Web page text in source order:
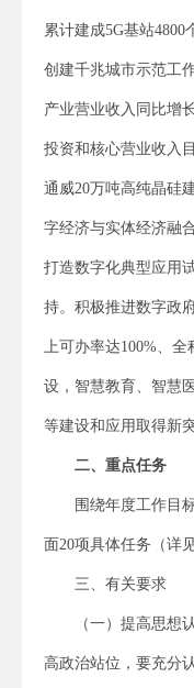
累计建成5G基站4800
创建千兆城市示范工
产业营业收入同比增
投资和核心营业收入
通威20万吨高纯晶硅
字经济与实体经济融
打造数字化典型应用
持。积极推进数字政
上可办率达100%、
设，智慧教育、智慧
等建设和应用取得新突
二、重点任务
围绕年度工作目
面20项具体任务（详
三、有关要求
（一）提高思想
高政治站位，要充分